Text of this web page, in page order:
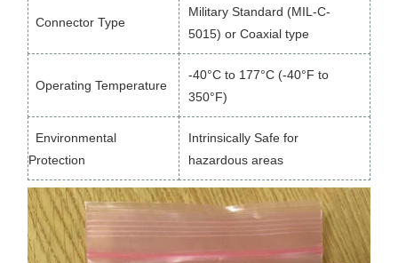
Connector Type
Military Standard (MIL-C-
5015) or Coaxial type
Operating Temperature
-40°C to 177°C (-40°F to
350°F)
Environmental
Protection
Intrinsically Safe for
hazardous areas